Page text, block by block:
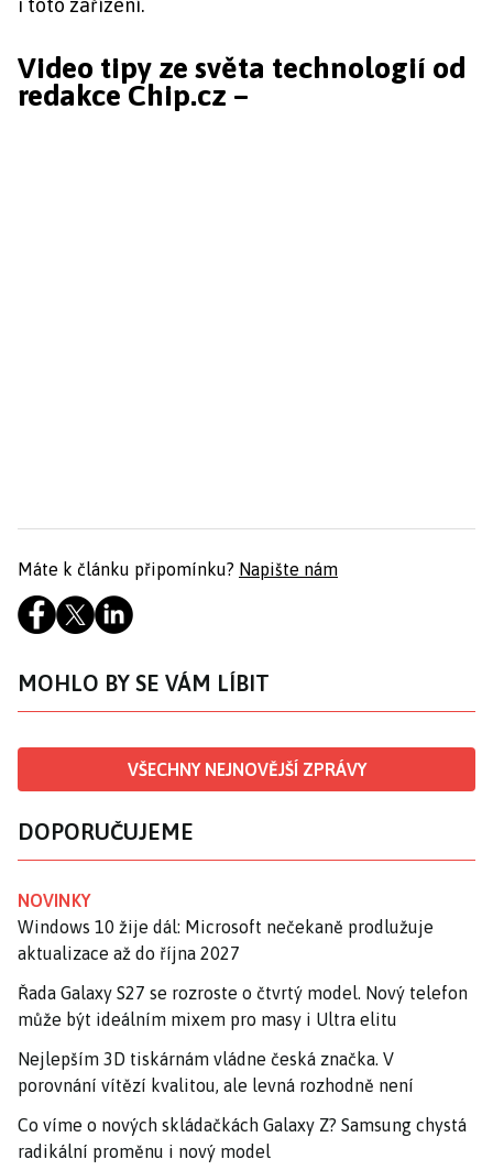
i toto zařízení.
Video tipy ze světa technologií od
redakce Chip.cz –
Máte k článku připomínku? Napište nám
MOHLO BY SE VÁM LÍBIT
VŠECHNY NEJNOVĚJŠÍ ZPRÁVY
DOPORUČUJEME
NOVINKY
Windows 10 žije dál: Microsoft nečekaně prodlužuje
aktualizace až do října 2027
Řada Galaxy S27 se rozroste o čtvrtý model. Nový telefon
může být ideálním mixem pro masy i Ultra elitu
Nejlepším 3D tiskárnám vládne česká značka. V
porovnání vítězí kvalitou, ale levná rozhodně není
Co víme o nových skládačkách Galaxy Z? Samsung chystá
radikální proměnu i nový model